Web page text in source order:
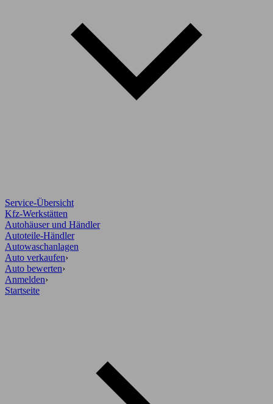
Service-Übersicht
Kfz-Werkstätten
Autohäuser und Händler
Autoteile-Händler
Autowaschanlagen
Auto verkaufen›
Auto bewerten›
Anmelden›
Startseite